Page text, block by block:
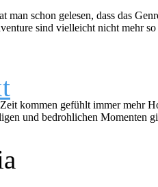
schon gelesen, dass das
sind vielleicht nicht mehr so
kommen gefühlt immer mehr
und bedrohlichen Momenten